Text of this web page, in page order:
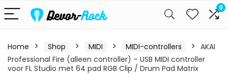
0
Home Shop MIDI MIDI-controllers
AKAI
Professional Fire (alleen controller) – USB MIDI controller
voor FL Studio met 64 pad RGB Clip / Drum Pad Matrix